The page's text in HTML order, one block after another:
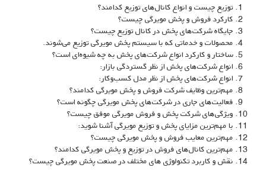
توزیع چیست و انواع کانال‌های توزیع کدامند؟
کارکرد فروش و پخش مویرگی چیست؟
جایگاه شرکت‌های پخش در کانال توزیع چیست؟
محصولات و خدماتی که با سیستم پخش مویرگی توزیع می‌شوند.
ساختار و کارکرد انواع شرکت‌های پخش به چه شیوه‌ای است؟
انواع شرکت‌های پخش از نظر گستردگی بازار:
انواع شرکت‌های پخش از نظر مدل کسب‌وکار:
مهم‌ترین وظایف شرکت فروش و پخش مویرگی کدامند؟
فعالیت‌های جاری در شرکت‌های پخش مویرگی چگونه است؟
ویژگی‌های شرکت پخش و فروش مویرگی موفق چیست؟
با مهم‌ترین مزایای پخش و توزیع مویرگی آشنا شوید:
مهم‌ترین معایب فروش و پخش مویرگی چیست؟
مهم‌ترین کانال‌های فروش در توزیع و پخش مویرگی کدامند؟
نقش و کاربرد تکنولوژی‌ های مختلف در صنعت پخش مویرگی چیست؟